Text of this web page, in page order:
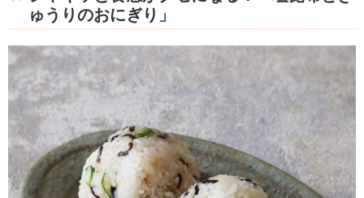
ゅうりのおにぎり」